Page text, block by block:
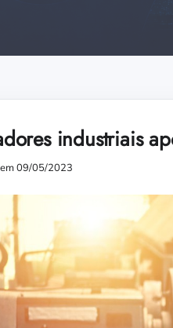
industriais
09/05/2023